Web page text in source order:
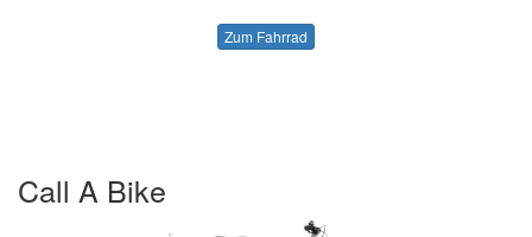
Zum Fahrrad
Call A Bike